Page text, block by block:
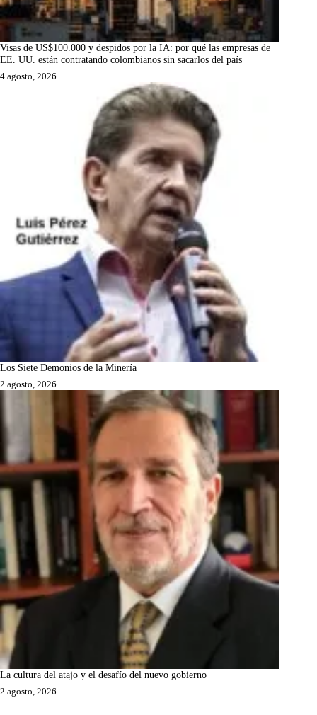
Visas de US$100.000 y despidos por la IA: por qué las empresas de
EE. UU. están contratando colombianos sin sacarlos del país
4 agosto, 2026
Los Siete Demonios de la Minería
2 agosto, 2026
La cultura del atajo y el desafío del nuevo gobierno
2 agosto, 2026